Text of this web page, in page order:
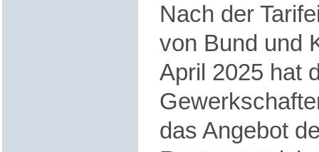
Nach der
von Bund und
April 2025 hat
das Angebot